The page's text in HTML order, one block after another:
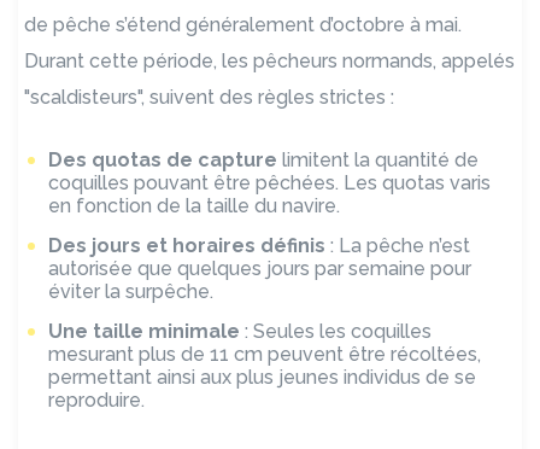
de pêche s’étend généralement d’octobre à mai.
Durant cette période, les pêcheurs normands, appelés
"scaldisteurs", suivent des règles strictes :
Des quotas de capture limitent la quantité de
coquilles pouvant être pêchées. Les quotas varis
en fonction de la taille du navire.
Des jours et horaires définis : La pêche n’est
autorisée que quelques jours par semaine pour
éviter la surpêche.
Une taille minimale : Seules les coquilles
mesurant plus de 11 cm peuvent être récoltées,
permettant ainsi aux plus jeunes individus de se
reproduire.